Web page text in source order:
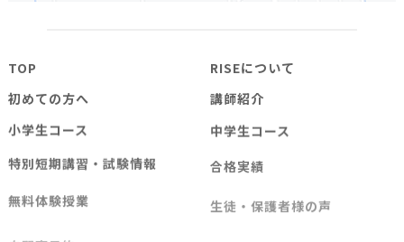
TOP
RISEについて
初めての方へ
講師紹介
小学生コース
中学生コース
特別短期講習・試験情報
合格実績
無料体験授業